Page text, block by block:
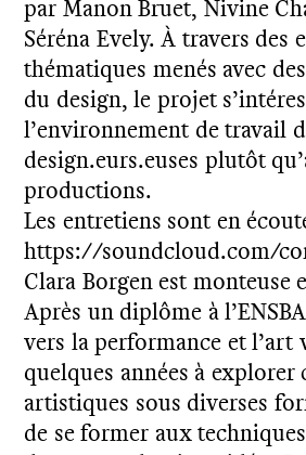
par Manon Bruet, Nivine
Séréna Evely. À travers des
thématiques menés avec
du design, le projet
l’environnement de travail
design.eurs.euses plutôt
productions.
Les entretiens sont en
https://soundcloud.com/
Clara Borgen est monteuse
Après un diplôme à
vers la performance et l’art
quelques années à explorer
artistiques sous diverses
de se former aux